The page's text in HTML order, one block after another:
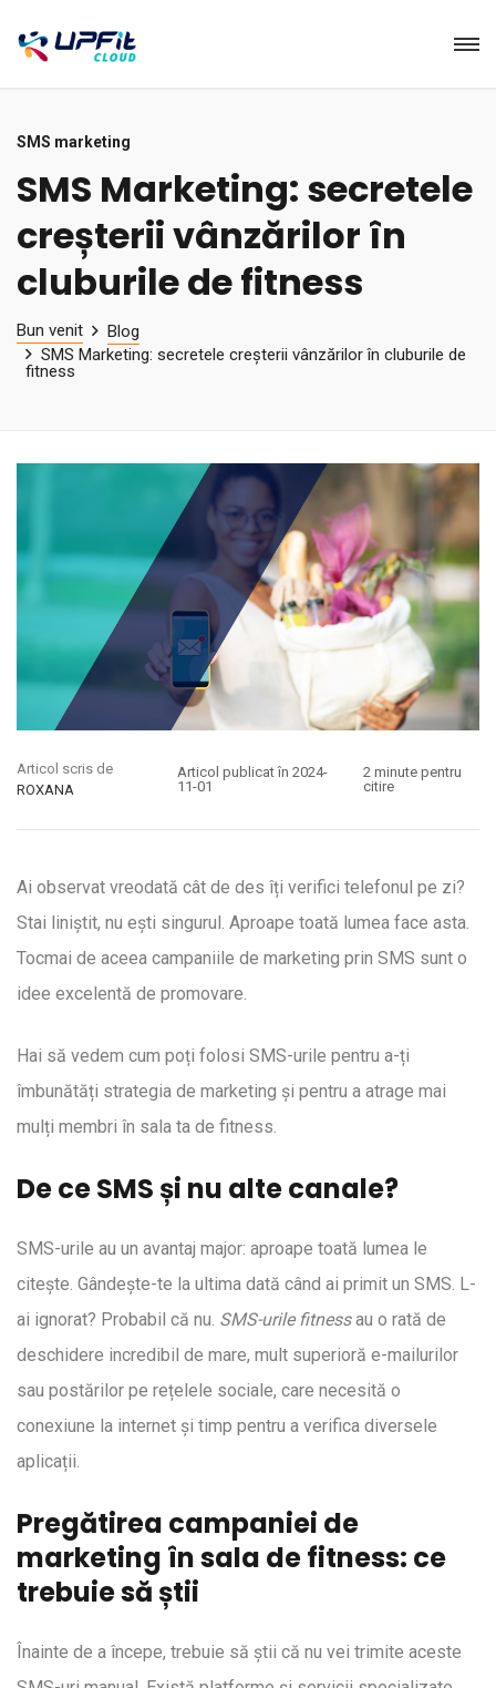
SMS marketing
SMS Marketing: secretele
creșterii vânzărilor în
cluburile de fitness
Bun venit
Blog
SMS Marketing: secretele creșterii vânzărilor în cluburile de
fitness
Articol scris de
ROXANA
Articol publicat în 2024-
11-01
2 minute pentru
citire
Ai observat vreodată cât de des îți verifici telefonul pe zi?
Stai liniștit, nu ești singurul. Aproape toată lumea face asta.
Tocmai de aceea campaniile de marketing prin SMS sunt o
idee excelentă de promovare.
Hai să vedem cum poți folosi SMS-urile pentru a-ți
îmbunătăți strategia de marketing și pentru a atrage mai
mulți membri în sala ta de fitness.
De ce SMS și nu alte canale?
SMS-urile au un avantaj major: aproape toată lumea le
citește. Gândește-te la ultima dată când ai primit un SMS. L-
ai ignorat? Probabil că nu. SMS-urile fitnessau o rată de
deschidere incredibil de mare, mult superioră e-mailurilor
sau postărilor pe rețelele sociale, care necesită o
conexiune la internet și timp pentru a verifica diversele
aplicații.
Pregătirea campaniei de
marketing în sala de fitness: ce
trebuie să știi
Înainte de a începe, trebuie să știi că nu vei trimite aceste